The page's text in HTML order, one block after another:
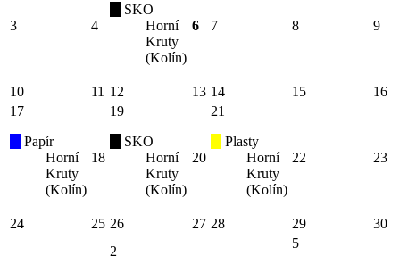
3 4
SKO
Horní
Kruty
(Kolín)
6 7 8 9
10 11 12 13 14 15
16
17
Papír
Horní
Kruty
(Kolín)
18
19
SKO
Horní
Kruty
(Kolín)
20
21
Plasty
Horní
Kruty
(Kolín)
22 23
24 25 26 27 28 29 30
2
5